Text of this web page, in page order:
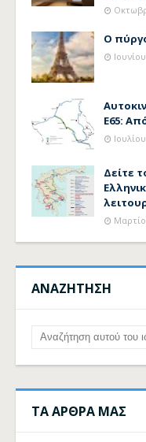
Ο
Ε65:
Δείτε
ΑΝΑΖΗΤΗΣΗ
ΤΑ ΑΡΘΡΑ ΜΑΣ